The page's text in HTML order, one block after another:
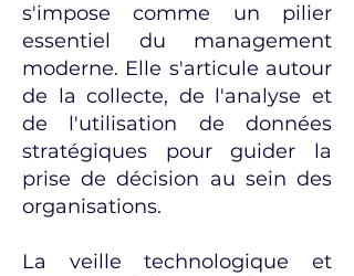
s'impose comme un pilier
essentiel du management
moderne. Elle s'articule autour
de la collecte, de l'analyse et
de l'utilisation de données
stratégiques pour guider la
prise de décision au sein des
organisations.
La veille technologique et